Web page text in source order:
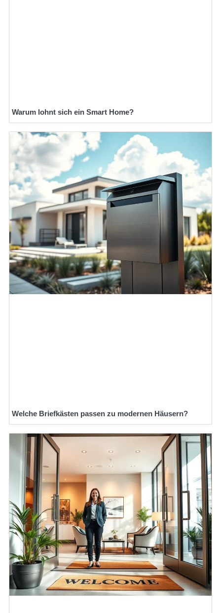
Warum lohnt sich ein Smart Home?
Welche Briefkästen passen zu modernen Häusern?